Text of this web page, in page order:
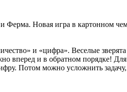
Ферма. Новая игра в картонном
и «цифра». Веселые
вперед и в обратном порядке!
Потом можно усложнить